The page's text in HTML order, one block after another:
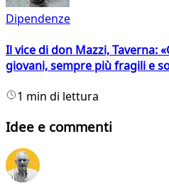
Dipendenze
Il vice di don Mazzi, Taverna:
giovani, sempre più fragili e
1 min di lettura
Idee e commenti